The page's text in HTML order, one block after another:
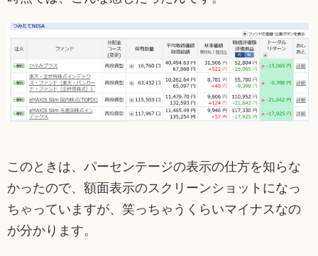
このときは、パーセンテージの表示の仕方を知らな
かったので、額面表示のスクリーンショットになっ
ちゃっていますが、笑っちゃうくらいマイナスなの
が分かります。